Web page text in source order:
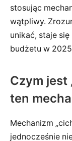
stosując
wątpliwy.
unikać, staje
budżetu w
Czym jest
ten
Mechanizm
jednocześnie